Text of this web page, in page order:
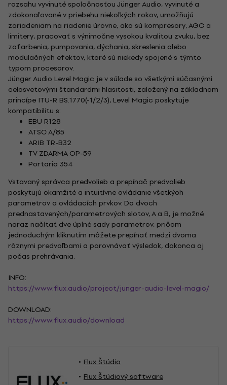
rozsahu vyvinuté spoločnosťou Jünger Audio, vyvinuté a
zdokonaľované v priebehu niekoľkých rokov, umožňujú
zariadeniam na riadenie úrovne, ako sú kompresory, AGC a
limitery, pracovať s výnimočne vysokou kvalitou zvuku, bez
zafarbenia, pumpovania, dýchania, skreslenia alebo
modulačných efektov, ktoré sú niekedy spojené s týmto
typom procesorov.
Jünger Audio Level Magic je v súlade so všetkými súčasnými
celosvetovými štandardmi hlasitosti, založený na základnom
princípe ITU-R BS.1770(-1/2/3), Level Magic poskytuje
kompatibilitu s:
EBU R128
ATSC A/85
ARIB TR-B32
TV ZDARMA OP-59
Portaria 354
Vstavaný správca predvolieb a prepínač predvolieb
poskytujú okamžité a intuitívne ovládanie všetkých
parametrov a ovládacích prvkov. Do dvoch
prednastavených/parametrových slotov, A a B, je možné
naraz načítať dve úplné sady parametrov, pričom
jednoduchým kliknutím môžete prepínať medzi dvoma
rôznymi predvoľbami a porovnávať výsledok, dokonca aj
počas prehrávania.
INFO:
https://www.flux.audio/project/junger-audio-level-magic/
DOWNLOAD:
https://www.flux.audio/download
Flux Štúdio
Flux Štúdiový software